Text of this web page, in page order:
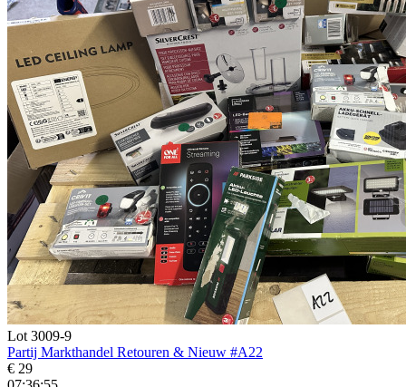
Lot 3009-9
Partij Markthandel Retouren & Nieuw #A22
€ 29